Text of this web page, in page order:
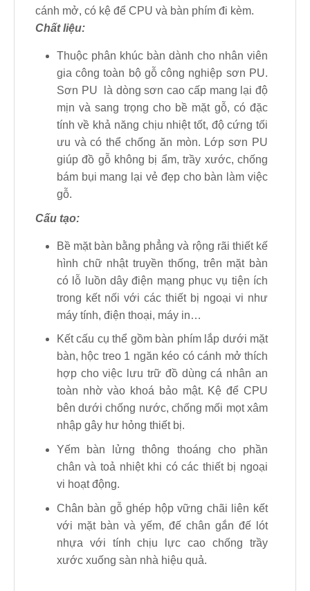
cánh mở, có kệ để CPU và bàn phím đi kèm.
Chất liệu:
Thuộc phân khúc bàn dành cho nhân viên
gia công toàn bộ gỗ công nghiệp sơn PU.
Sơn PU là dòng sơn cao cấp mang lại độ
mịn và sang trọng cho bề mặt gỗ, có đặc
tính về khả năng chịu nhiệt tốt, độ cứng tối
ưu và có thể chống ăn mòn. Lớp sơn PU
giúp đồ gỗ không bị ẩm, trầy xước, chống
bám bụi mang lại vẻ đẹp cho bàn làm việc
gỗ.
Cấu tạo:
Bề mặt bàn bằng phẳng và rộng rãi thiết kế
hình chữ nhật truyền thống, trên mặt bàn
có lỗ luồn dây điện mạng phục vụ tiện ích
trong kết nối với các thiết bị ngoại vi như
máy tính, điện thoại, máy in…
Kết cấu cụ thể gồm bàn phím lắp dưới mặt
bàn, hộc treo 1 ngăn kéo có cánh mở thích
hợp cho việc lưu trữ đồ dùng cá nhân an
toàn nhờ vào khoá bảo mật. Kệ để CPU
bên dưới chống nước, chống mối mọt xâm
nhập gây hư hỏng thiết bị.
Yếm bàn lửng thông thoáng cho phần
chân và toả nhiệt khi có các thiết bị ngoại
vi hoạt động.
Chân bàn gỗ ghép hộp vững chãi liên kết
với mặt bàn và yếm, đế chân gắn đế lót
nhựa với tính chịu lực cao chống trầy
xước xuống sàn nhà hiệu quả.